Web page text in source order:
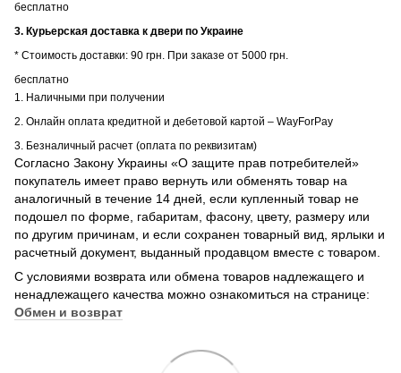
бесплатно
3. Курьерская доставка к двери по Украине
* Стоимость доставки: 90 грн. При заказе от 5000 грн.
бесплатно
1. Наличными при получении
2. Онлайн оплата кредитной и дебетовой картой – WayForPay
3. Безналичный расчет (оплата по реквизитам)
Согласно Закону Украины «О защите прав потребителей»
покупатель имеет право вернуть или обменять товар на
аналогичный в течение 14 дней, если купленный товар не
подошел по форме, габаритам, фасону, цвету, размеру или
по другим причинам, и если сохранен товарный вид, ярлыки и
расчетный документ, выданный продавцом вместе с товаром.
С условиями возврата или обмена товаров надлежащего и
ненадлежащего качества можно ознакомиться на странице:
Обмен и возврат